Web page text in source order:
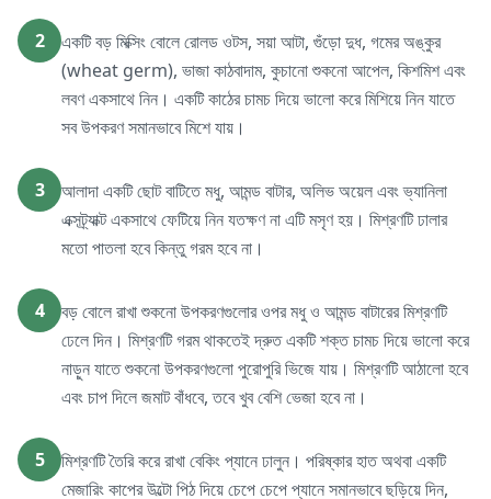
2
একটি বড় মিক্সিং বোলে রোলড ওটস, সয়া আটা, গুঁড়ো দুধ, গমের অঙ্কুর
(wheat germ), ভাজা কাঠবাদাম, কুচানো শুকনো আপেল, কিশমিশ এবং
লবণ একসাথে নিন। একটি কাঠের চামচ দিয়ে ভালো করে মিশিয়ে নিন যাতে
সব উপকরণ সমানভাবে মিশে যায়।
3
আলাদা একটি ছোট বাটিতে মধু, আমন্ড বাটার, অলিভ অয়েল এবং ভ্যানিলা
এক্সট্র্যাক্ট একসাথে ফেটিয়ে নিন যতক্ষণ না এটি মসৃণ হয়। মিশ্রণটি ঢালার
মতো পাতলা হবে কিন্তু গরম হবে না।
4
বড় বোলে রাখা শুকনো উপকরণগুলোর ওপর মধু ও আমন্ড বাটারের মিশ্রণটি
ঢেলে দিন। মিশ্রণটি গরম থাকতেই দ্রুত একটি শক্ত চামচ দিয়ে ভালো করে
নাড়ুন যাতে শুকনো উপকরণগুলো পুরোপুরি ভিজে যায়। মিশ্রণটি আঠালো হবে
এবং চাপ দিলে জমাট বাঁধবে, তবে খুব বেশি ভেজা হবে না।
5
মিশ্রণটি তৈরি করে রাখা বেকিং প্যানে ঢালুন। পরিষ্কার হাত অথবা একটি
মেজারিং কাপের উল্টো পিঠ দিয়ে চেপে চেপে প্যানে সমানভাবে ছড়িয়ে দিন,